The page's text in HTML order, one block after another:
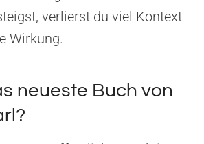
verlierst du viel Kontext
Wirkung.
neueste Buch von